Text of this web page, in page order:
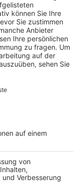
dem Unfall
laut Polizei
jetzt
beteiligt
unterlassener
Erft